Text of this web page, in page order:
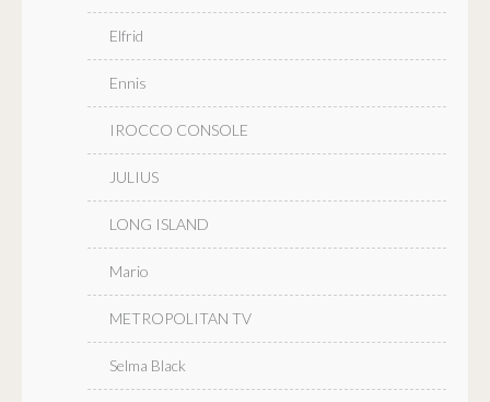
Elfrid
Ennis
IROCCO CONSOLE
JULIUS
LONG ISLAND
Mario
METROPOLITAN TV
Selma Black